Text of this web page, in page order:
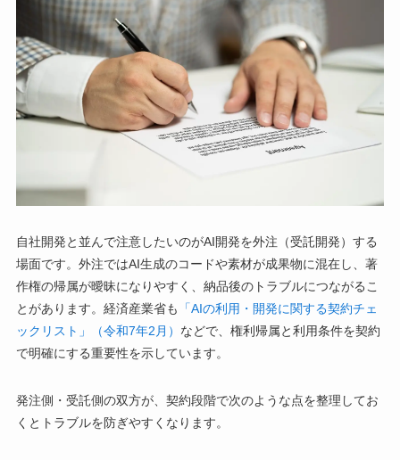
自社開発と並んで注意したいのがAI開発を外注（受託開発）する
場面です。外注ではAI生成のコードや素材が成果物に混在し、著
作権の帰属が曖昧になりやすく、納品後のトラブルにつながるこ
とがあります。経済産業省も
「AIの利用・開発に関する契約チェ
ックリスト」（令和7年2月） などで、権利帰属と利用条件を契約
で明確にする重要性を示しています。
発注側・受託側の双方が、契約段階で次のような点を整理してお
くとトラブルを防ぎやすくなります。